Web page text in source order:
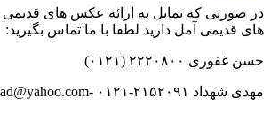
در صورتی که تمایل به ارائه عکس های
های قدیمی آمل دارید لطفا با ما تماس بگیرید:
حسن غفوری ۲۲۲۰۸۰۰ (۰۱۲۱)
مهدی شهداد ۲۱۵۲۰۹۱-۰۱۲۱ -mdshahdad@yahoo.com